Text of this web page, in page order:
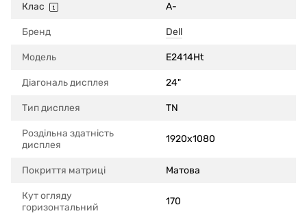
Клас A-
Бренд Dell
Модель E2414Ht
Діагональ дисплея 24"
Тип дисплея TN
Роздільна здатність
дисплея
1920x1080
Покриття матриці Матова
Кут огляду
горизонтальний
170